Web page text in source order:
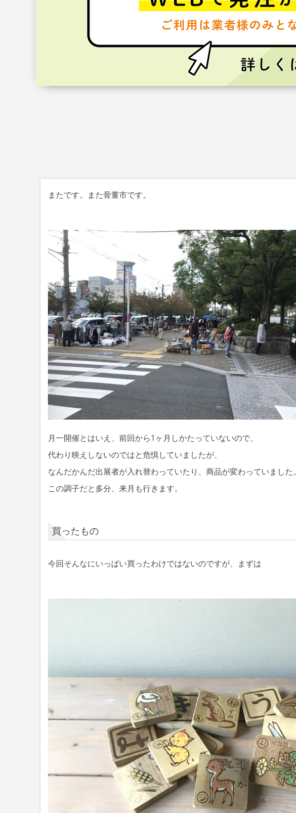
またです。また骨董市です。
月一開催とはいえ、前回から1ヶ月しかたっていないので、
代わり映えしないのではと危惧していましたが、
なんだかんだ出展者が入れ替わっていたり、商品が変わっていました。
この調子だと多分、来月も行きます。
買ったもの
今回そんなにいっぱい買ったわけではないのですが、まずは